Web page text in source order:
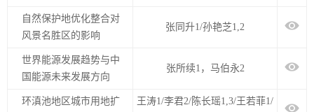
自然保护地优化整合对
风景名胜区的影响
张同升1/孙艳芝1,2
世界能源发展趋势与中
国能源未来发展方向
张所续1，马伯永2
环滇池地区城市用地扩
王涛1/李君2/陈长瑶1,3/王若菲1/